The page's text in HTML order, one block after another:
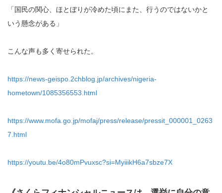
「国民の関心、ほとぼりが冷めた頃にまた、行うのではないかと
いう懸念がある」
こんな声も多く寄せられた。
https://news-geispo.2chblog.jp/archives/nigeria-
hometown/1085356553.html
https://www.mofa.go.jp/mofaj/press/release/pressit_000001_0263
7.html
https://youtu.be/4o80mPvuxsc?si=MyiiikH6a7sbze7X